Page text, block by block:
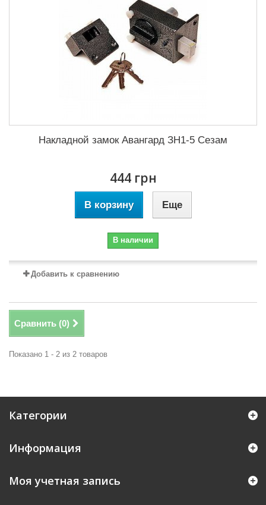
Накладной замок Авангард ЗН1-5 Сезам
444 грн
В корзину Еще
В наличии
Добавить к сравнению
Сравнить (0)
Показано 1 - 2 из 2 товаров
Категории
Информация
Моя учетная запись